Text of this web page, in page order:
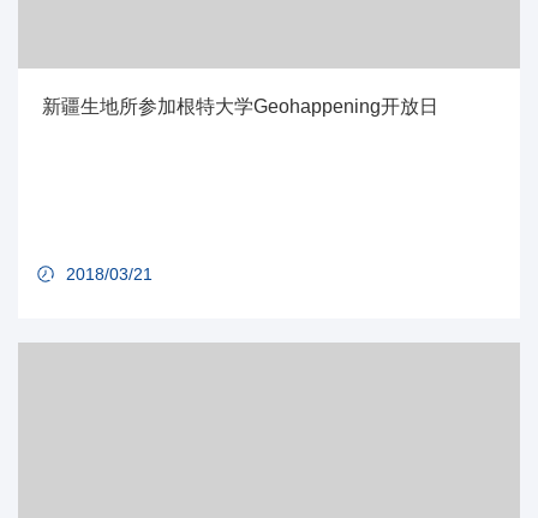
新疆生地所参加根特大学Geohappening开放日
2018/03/21